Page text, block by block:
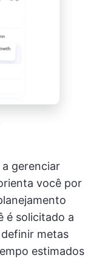
a gerenciar
você por
é solicitado a
metas
estimados